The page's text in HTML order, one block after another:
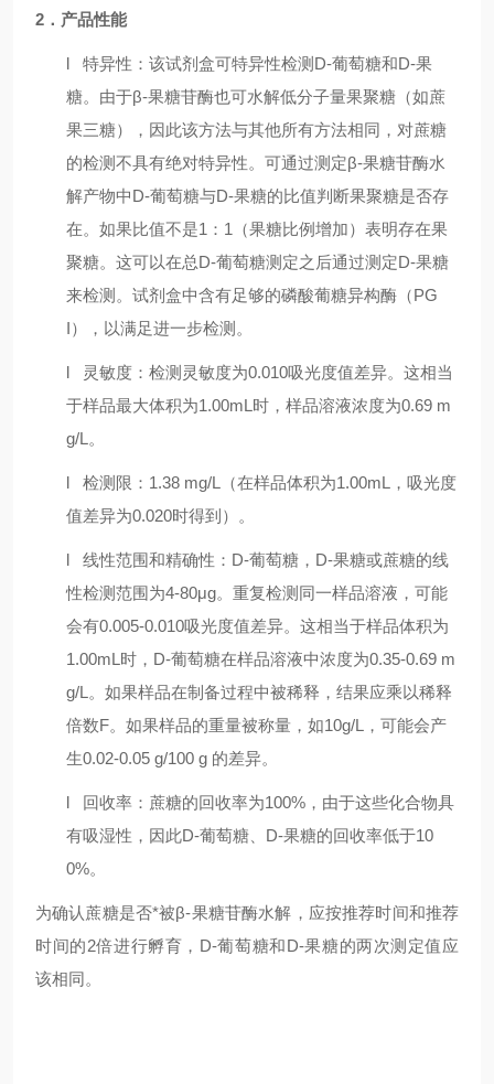
2．产品性能
l 特异性：该试剂盒可特异性检测 D-葡萄糖和D-果
糖。由于β-果糖苷酶也可水解低分子量果聚糖（如蔗
果三糖），因此该方法与其他所有方法相同，对蔗糖
的检测不具有绝对特异性。可通过测定β-果糖苷酶水
解产物中D-葡萄糖与D-果糖的比值判断果聚糖是否存
在。如果比值不是1 ： 1
（果糖比例增加）表明存在果
聚糖。这可以在总D-葡萄糖测定之后通过测定D-果糖
来检测。试剂盒中含有足够的磷酸葡糖异构酶（PG
I），以满足进一步检测。
l 灵敏度：检测灵敏度为0.010吸光度值差异。这相当
于样品最大体积为1.00mL 时，样品溶液浓度为0.69 m
g/L 。
l 检测限： 1.38 mg/L （在样品体积为1.00mL
，吸光度
值差异为0.020时得到）。
l 线性范围和精确性： D-葡萄糖， D-果糖或蔗糖的线
性检测范围为4-80μg。重复检测同一样品溶液，可能
会有0.005-0.010吸光度值差异。这相当于样品体积为
1.00mL 时， D-葡萄糖在样品溶液中浓度为0.35-0.69 m
g/L 。如果样品在制备过程中被稀释，结果应乘以稀释
倍数F。如果样品的重量被称量，如10g/L
，可能会产
生0.02-0.05 g/100 g 的差异。
l 回收率：蔗糖的回收率为100% ，由于这些化合物具
有吸湿性，因此D-葡萄糖、 D-果糖的回收率低于10
0%。
为确认蔗糖是否*被β-果糖苷酶水解，应按推荐时间和推荐
时间的2倍进行孵育， D-葡萄糖和D-果糖的两次测定值应
该相同。